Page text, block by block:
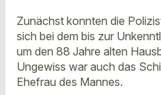
Zunächst konnten die
sich bei dem bis zur
um den 88 Jahre alten
Ungewiss war auch das
Ehefrau des Mannes.